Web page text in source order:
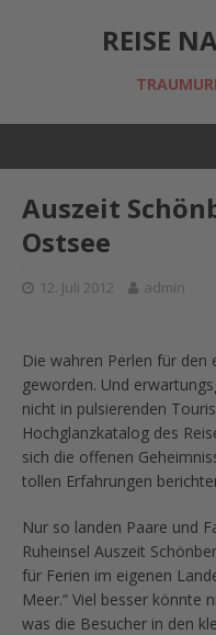
REISE
Auszeit
Ostsee
12. Juli 2012 admin
Die wahren Perlen für den
geworden. Und
nicht in pulsierenden
Hochglanzkatalog des
sich die offenen
tollen Erfahrungen
Nur so landen Paare und
Ruheinsel Auszeit
für Ferien im eigenen
Meer.“ Viel besser könnte
was die Besucher in den